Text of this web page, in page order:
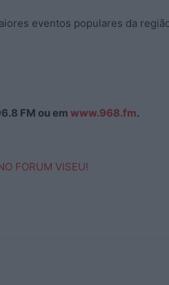
eventos populares da
FM ou em www.968.fm.